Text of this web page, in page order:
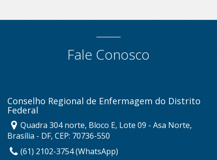
Fale Conosco
Conselho Regional de Enfermagem do Distrito
Federal
Quadra 304 norte, Bloco E, Lote 09 - Asa Norte,
Brasília - DF, CEP: 70736-550
(61) 2102-3754 (WhatsApp)